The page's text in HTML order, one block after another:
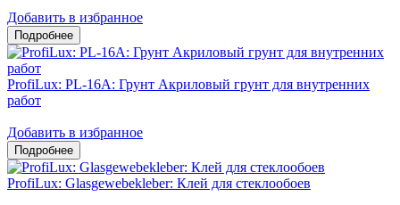
Добавить в избранное
ProfiLux: PL-16A: Грунт Акриловый грунт для внутренних
работ
Добавить в избранное
ProfiLux: Glasgewebekleber: Клей для стеклообоев